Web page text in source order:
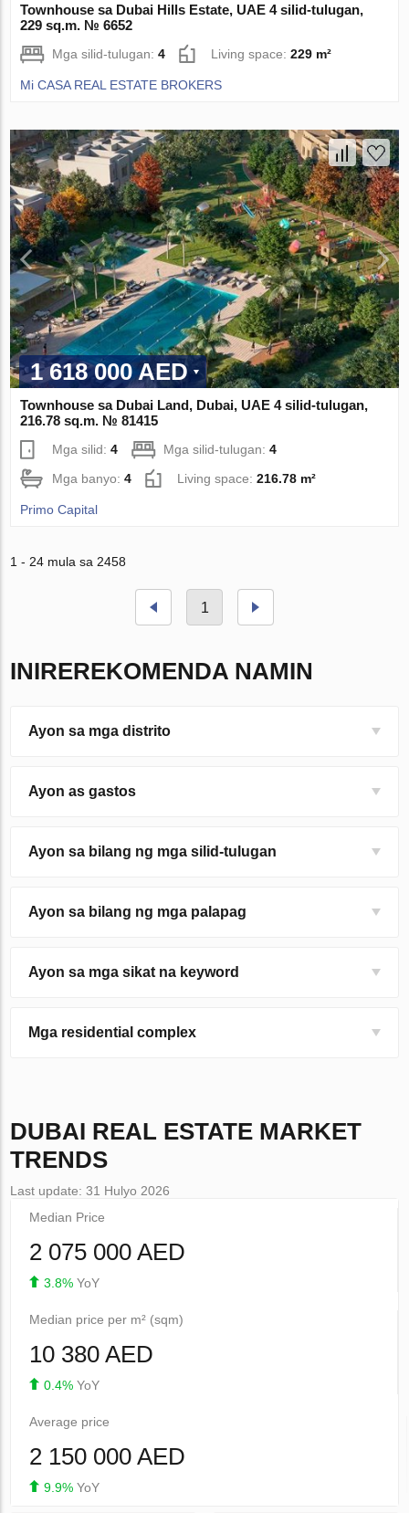
Townhouse sa Dubai Hills Estate, UAE 4 silid-tulugan,
229 sq.m. № 6652
Mga silid-tulugan:4 Living space:229 m²
Mi CASA REAL ESTATE BROKERS
1 618 000 AED
Townhouse sa Dubai Land, Dubai, UAE 4 silid-tulugan,
216.78 sq.m. № 81415
Mga silid:4 Mga silid-tulugan:4
Mga banyo:4 Living space:216.78 m²
Primo Capital
1 - 24 mula sa 2458
1
INIREREKOMENDA NAMIN
Ayon sa mga distrito
Ayon as gastos
Ayon sa bilang ng mga silid-tulugan
Ayon sa bilang ng mga palapag
Ayon sa mga sikat na keyword
Mga residential complex
DUBAI REAL ESTATE MARKET
TRENDS
Last update: 31 Hulyo 2026
Median Price
2 075 000 AED
3.8% YoY
Median price per m² (sqm)
10 380 AED
0.4% YoY
Average price
2 150 000 AED
9.9% YoY